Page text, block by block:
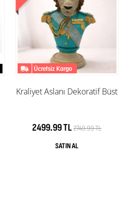
Kraliyet Aslanı Dekoratif Büst
2499.99 TL2749.99 TL